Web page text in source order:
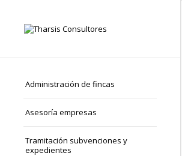
Administración de fincas
Asesoría empresas
Tramitación subvenciones y
expedientes